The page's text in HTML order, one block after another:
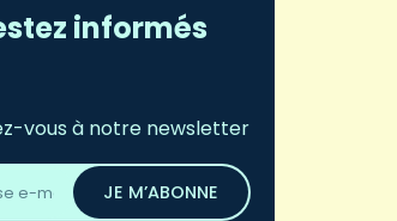
informés
vous à notre newsletter
JE M’ABONNE